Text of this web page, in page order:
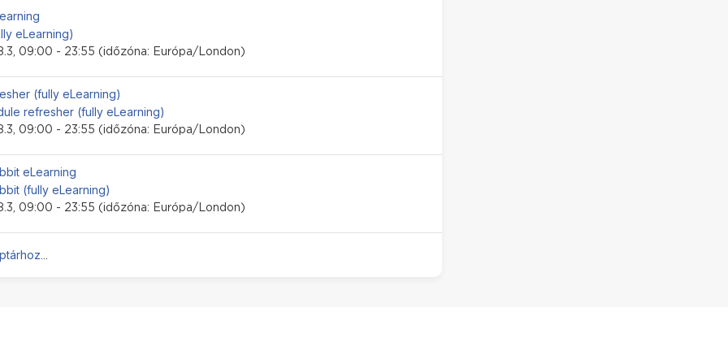
eLearning)
09:00 - 23:55 (időzóna: Európa/London)
(fully eLearning)
refresher (fully eLearning)
09:00 - 23:55 (időzóna: Európa/London)
eLearning
(fully eLearning)
09:00 - 23:55 (időzóna: Európa/London)